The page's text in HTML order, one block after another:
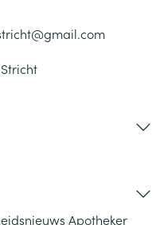
gmail.com
Apotheker